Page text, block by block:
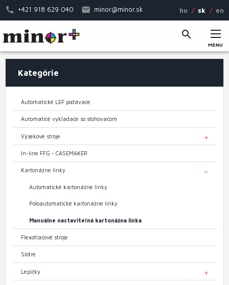
na
hlavný
+421 918 629 040 minor@minor.sk hu sk en
menu
MENU
Kategórie
Automatické LEF podávače
Automaticé vykladače so stohovačom
Výsekové stroje
In-line FFG - CASEMAKER
Kartonážne linky
Automatické kartonážne linky
Poloautomatické kartonážne linky
Manuálne nastaviteľná kartonážna linka
Flexotlačové stroje
Slotre
Lepičky